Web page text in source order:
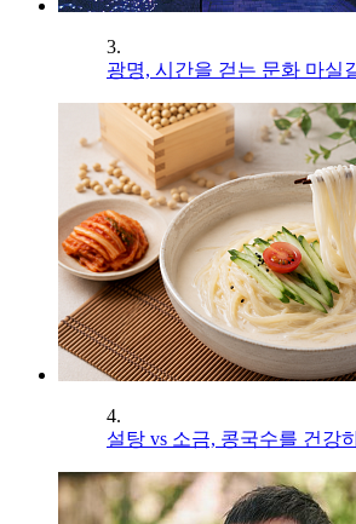
3.
광명, 시간을 걷는 문화 마실
4.
설탕 vs 소금, 콩국수를 건강